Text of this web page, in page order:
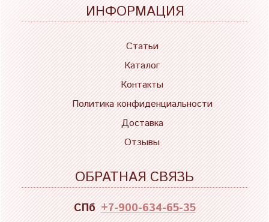
ИНФОРМАЦИЯ
Статьи
Каталог
Контакты
Политика конфиденциальности
Доставка
Отзывы
ОБРАТНАЯ СВЯЗЬ
СПб +7-900-634-65-35